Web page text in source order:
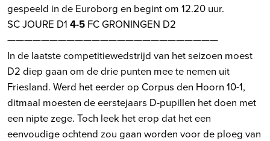
gespeeld in de Euroborg en begint om 12.20 uur.
SC JOURE D1 4-5 FC GRONINGEN D2
—————————————————————————
In de laatste competitiewedstrijd van het seizoen moest
D2 diep gaan om de drie punten mee te nemen uit
Friesland. Werd het eerder op Corpus den Hoorn 10-1,
ditmaal moesten de eerstejaars D-pupillen het doen met
een nipte zege. Toch leek het erop dat het een
eenvoudige ochtend zou gaan worden voor de ploeg van